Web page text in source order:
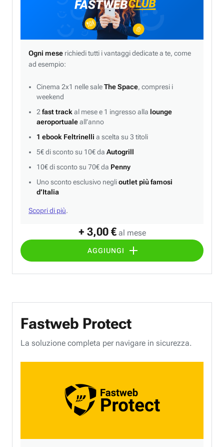
+ 3,00 € al mese
AGGIUNGI
Ogni mese richiedi tutti i vantaggi dedicate a te, come
ad esempio:
Cinema 2x1 nelle saleThe Space, compresi i
weekend
2 fast track al mese e 1 ingresso alla lounge
aeroportualeall’anno
1 ebook Feltrinelli a scelta su 3 titoli
5€ di sconto su 10€ da Autogrill
10€ di sconto su 70€ da Penny
Uno sconto esclusivo neglioutlet più famosi
d’Italia
Scopri di più.
Fastweb Protect
La soluzione completa per navigare in sicurezza.